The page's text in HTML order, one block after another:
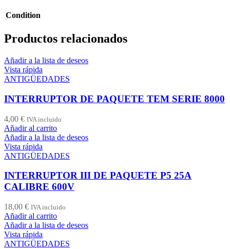
Condition
Productos relacionados
Añadir a la lista de deseos
Vista rápida
ANTIGÜEDADES
INTERRUPTOR DE PAQUETE TEM SERIE 8000
4,00 € IVA incluido
Añadir al carrito
Añadir a la lista de deseos
Vista rápida
ANTIGÜEDADES
INTERRUPTOR III DE PAQUETE P5 25A
CALIBRE 600V
18,00 € IVA incluido
Añadir al carrito
Añadir a la lista de deseos
Vista rápida
ANTIGÜEDADES